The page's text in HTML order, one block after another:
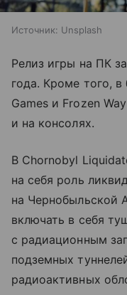
Источник: Unsplash
Релиз игры на ПК
года. Кроме того,
Games и Frozen
и на консолях.
В Chornobyl
на себя роль
на Чернобыльской
включать в себя
с радиационным
подземных
радиоактивных